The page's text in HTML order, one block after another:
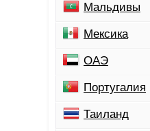
Мальдивы
Мексика
ОАЭ
Португалия
Таиланд